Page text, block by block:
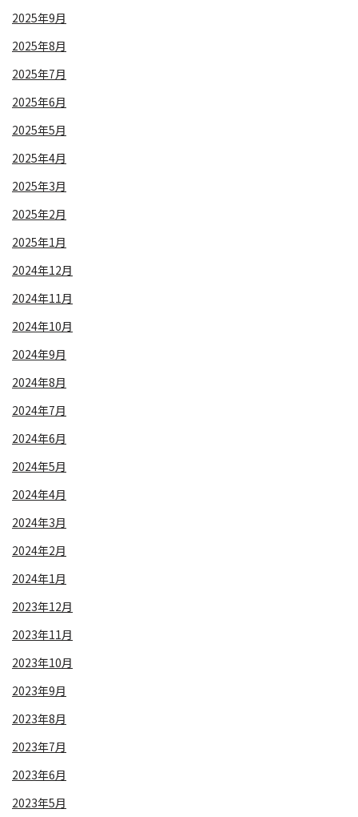
2025年9月
2025年8月
2025年7月
2025年6月
2025年5月
2025年4月
2025年3月
2025年2月
2025年1月
2024年12月
2024年11月
2024年10月
2024年9月
2024年8月
2024年7月
2024年6月
2024年5月
2024年4月
2024年3月
2024年2月
2024年1月
2023年12月
2023年11月
2023年10月
2023年9月
2023年8月
2023年7月
2023年6月
2023年5月